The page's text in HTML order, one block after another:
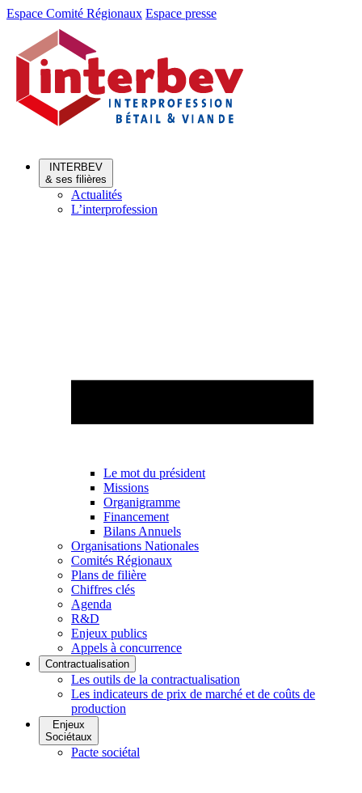
Aller
Aller
contenu
Espace Comité Régionaux Espace presse
INTERBEV
& ses filières
Actualités
L’interprofession
Le mot du président
Missions
Organigramme
Financement
Bilans Annuels
Organisations Nationales
Comités Régionaux
Plans de filière
Chiffres clés
Agenda
R&D
Enjeux publics
Appels à concurrence
Contractualisation
Les outils de la contractualisation
Les indicateurs de prix de marché et de coûts de
production
Enjeux
Sociétaux
Pacte sociétal